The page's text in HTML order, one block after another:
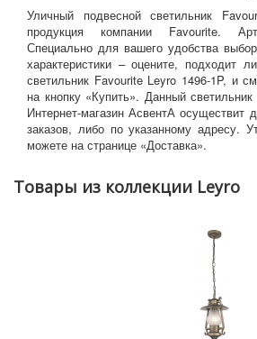
Уличный подвесной светильник
продукция компании Favourite.
Специально для вашего удобства
характеристики – оцените, подходит
светильник Favourite Leyro 1496-1P, и
на кнопку «Купить». Данный
Интернет-магазин АсвентА осуществит
заказов, либо по указанному адресу.
можете на странице «Доставка».
Товары из коллекции Leyro